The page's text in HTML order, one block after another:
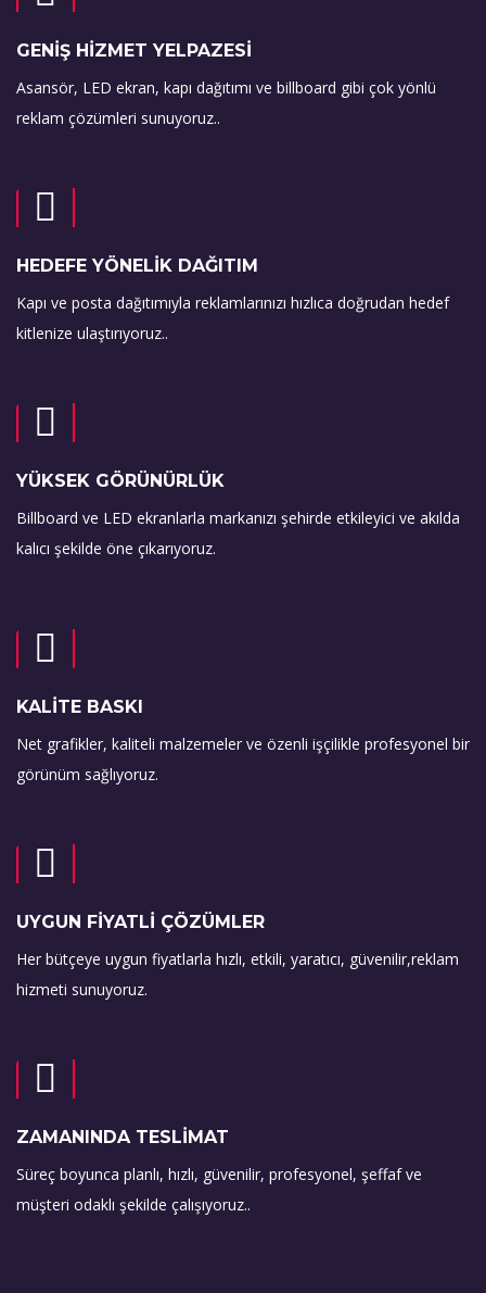
GENİŞ HİZMET YELPAZESİ
Asansör, LED ekran, kapı dağıtımı ve billboard gibi çok yönlü
reklam çözümleri sunuyoruz..
HEDEFE YÖNELİK DAĞITIM
Kapı ve posta dağıtımıyla reklamlarınızı hızlıca doğrudan hedef
kitlenize ulaştırıyoruz..
YÜKSEK GÖRÜNÜRLÜK
Billboard ve LED ekranlarla markanızı şehirde etkileyici ve akılda
kalıcı şekilde öne çıkarıyoruz.
KALİTE BASKI
Net grafikler, kaliteli malzemeler ve özenli işçilikle profesyonel bir
görünüm sağlıyoruz.
UYGUN FİYATLİ ÇÖZÜMLER
Her bütçeye uygun fiyatlarla hızlı, etkili, yaratıcı, güvenilir,reklam
hizmeti sunuyoruz.
ZAMANINDA TESLİMAT
Süreç boyunca planlı, hızlı, güvenilir, profesyonel, şeffaf ve
müşteri odaklı şekilde çalışıyoruz..